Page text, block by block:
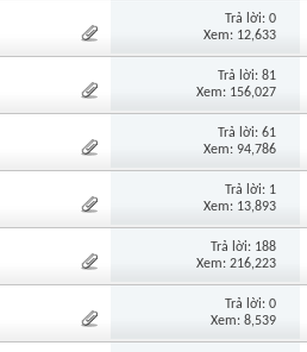
Trả lời: 0
Xem: 12,633
Trả lời: 81
Xem: 156,027
Trả lời: 61
Xem: 94,786
Trả lời: 1
Xem: 13,893
Trả lời: 188
Xem: 216,223
Trả lời: 0
Xem: 8,539